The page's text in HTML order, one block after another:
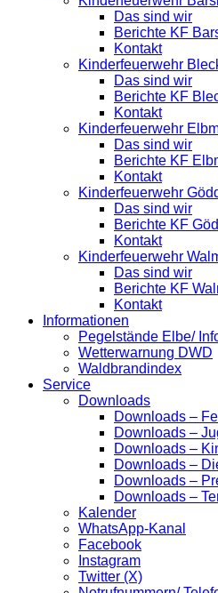
Das sind wir
Berichte KF
Kontakt
Kinderfeuerwehr
Das sind wir
Berichte KF
Kontakt
Kinderfeuerwehr
Das sind wir
Berichte KF
Kontakt
Kinderfeuerwehr
Das sind wir
Berichte KF
Kontakt
Kinderfeuerwehr
Das sind wir
Berichte KF
Kontakt
Informationen
Pegelstände Elbe/
Wetterwarnung DWD
Waldbrandindex
Service
Downloads
Downloads –
Downloads –
Downloads –
Downloads –
Downloads –
Downloads –
Kalender
WhatsApp-Kanal
Facebook
Instagram
Twitter (X)